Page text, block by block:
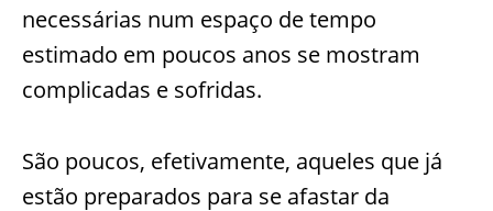
necessárias num espaço de tempo
estimado em poucos anos se mostram
complicadas e sofridas.
São poucos, efetivamente, aqueles que já
estão preparados para se afastar da